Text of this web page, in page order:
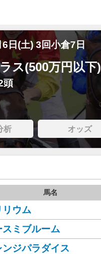
6日(土) 3回小倉7日
ス(500万円以下)
頭
析 オッズ
馬名
リウム
スミブルーム
ンジパラダイス